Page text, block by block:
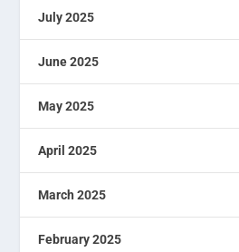
July 2025
June 2025
May 2025
April 2025
March 2025
February 2025